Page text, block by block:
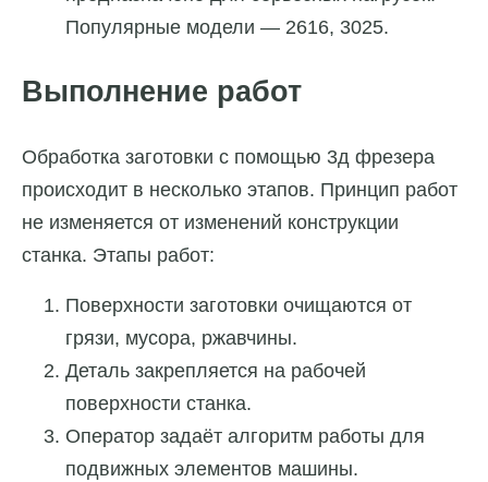
Популярные модели — 2616, 3025.
Выполнение работ
Обработка заготовки с помощью 3д фрезера
происходит в несколько этапов. Принцип работ
не изменяется от изменений конструкции
станка. Этапы работ:
Поверхности заготовки очищаются от
грязи, мусора, ржавчины.
Деталь закрепляется на рабочей
поверхности станка.
Оператор задаёт алгоритм работы для
подвижных элементов машины.